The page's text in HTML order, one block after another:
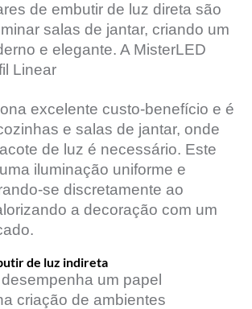
de embutir de luz direta são
salas de jantar, criando um
e elegante. A MisterLED
Linear
excelente custo-benefício e é
e salas de jantar, onde
de luz é necessário. Este
iluminação uniforme e
se discretamente ao
a decoração com um
de luz indireta
um papel
criação de ambientes